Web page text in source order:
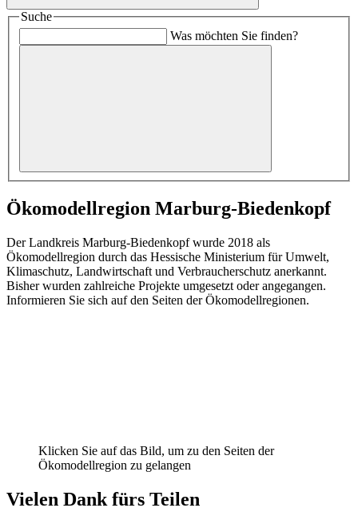
Suche
Was möchten Sie finden?
Ökomodellregion Marburg-Biedenkopf
Der Landkreis Marburg-Biedenkopf wurde 2018 als
Ökomodellregion durch das Hessische Ministerium für Umwelt,
Klimaschutz, Landwirtschaft und Verbraucherschutz anerkannt.
Bisher wurden zahlreiche Projekte umgesetzt oder angegangen.
Informieren Sie sich auf den Seiten der Ökomodellregionen.
Klicken Sie auf das Bild, um zu den Seiten der
Ökomodellregion zu gelangen
Vielen Dank fürs Teilen